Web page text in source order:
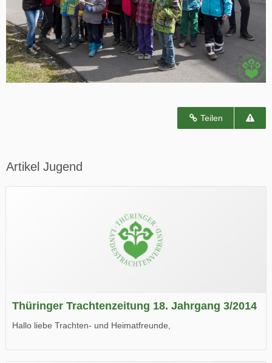
Teilen
Artikel Jugend
Thüringer Trachtenzeitung 18. Jahrgang 3/2014
Hallo liebe Trachten- und Heimatfreunde,